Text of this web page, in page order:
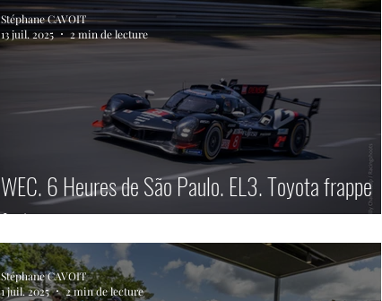
WEC. 6 Heures de São Paulo. EL3. Toyota frappe
fort.
Stéphane CAVOIT
13 juil. 2025
2 min de lecture
Stéphane CAVOIT
1 juil. 2025
2 min de lecture